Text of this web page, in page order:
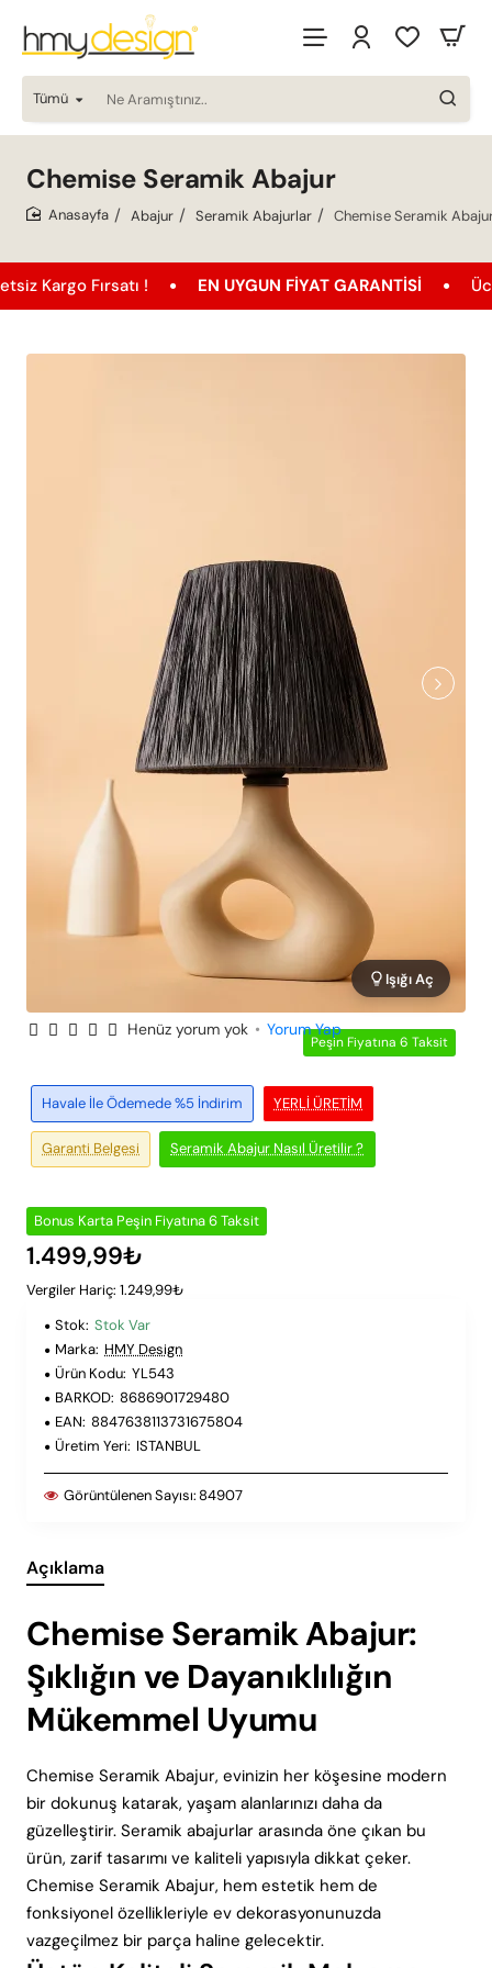
Tümü
Ne
Aramıştınız..
Chemise Seramik Abajur
Abajur Seramik Abajurlar Chemise Seramik
Fırsatı ! EN UYGUN FIYAT GARANTISI Ücretsiz
Peşin Fiyatına 6 Taksit
Işığı Aç
YERLI ÜRETIM
Havale İle Ödemede %5 İndirim
Seramik Abajur Nasıl Üretilir ?
Garanti Belgesi
Henüz yorum yok • Yorum Yap
Bonus Karta Peşin Fiyatına 6 Taksit
1.499,99₺
Vergiler Hariç: 1.249,99₺
Stok: Stok Var
Marka: HMY Design
Ürün Kodu: YL543
BARKOD: 8686901729480
EAN: 8847638113731675804
Üretim Yeri: ISTANBUL
Görüntülenen Sayısı:84907
Açıklama
Chemise Seramik Abajur:
Şıklığın ve Dayanıklılığın
Mükemmel Uyumu
Chemise Seramik Abajur, evinizin her köşesine modern
bir dokunuş katarak, yaşam alanlarınızı daha da
güzelleştirir. Seramik abajurlar arasında öne çıkan bu
ürün, zarif tasarımı ve kaliteli yapısıyla dikkat çeker.
Chemise Seramik Abajur, hem estetik hem de
fonksiyonel özellikleriyle ev dekorasyonunuzda
vazgeçilmez bir parça haline gelecektir.